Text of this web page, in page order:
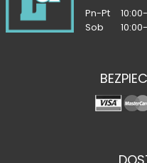
Pn-Pt
Sob